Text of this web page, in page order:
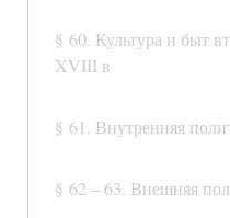
§ 60. Культура и быт
XVIII в
§ 61. Внутренняя
§ 62 – 63. Внешняя